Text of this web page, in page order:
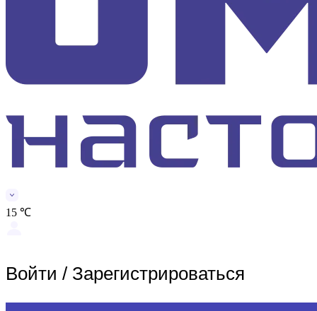
15 ℃
Войти / Зарегистрироваться